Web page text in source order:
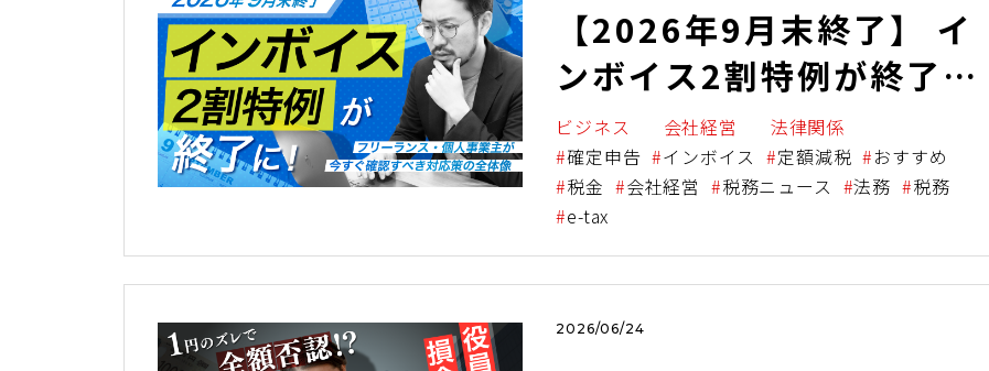
【2026年9月末終了】 イ
ンボイス2割特例が終了
に！ ～フリーランス・個
人事業主が今すぐ確認すべ
き対応策の全体像～
ビジネス 会社経営
法律関係
確定申告
インボイス 定額減税
おすすめ
税金
会社経営 税務ニュース 法務
税務
e-tax
2026/06/24